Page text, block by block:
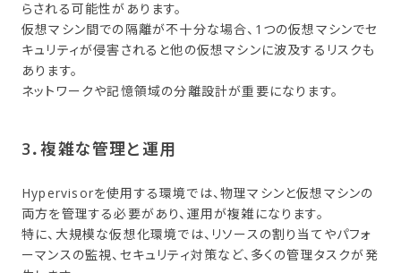
らされる可能性があります。
仮想マシン間での隔離が不十分な場合、1つの仮想マシンでセ
キュリティが侵害されると他の仮想マシンに波及するリスクも
あります。
ネットワークや記憶領域の分離設計が重要になります。
3．​複雑な​管理と​運用
Hypervisorを使用する環境では、物理マシンと仮想マシンの
両方を管理する必要があり、運用が複雑になります。
特に、大規模な仮想化環境では、リソースの割り当てやパフォ
ーマンスの監視、セキュリティ対策など、多くの管理タスクが発